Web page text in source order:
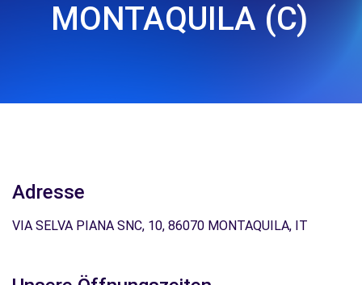
MONTAQUILA (C)
Adresse
VIA SELVA PIANA SNC, 10, 86070 MONTAQUILA, IT